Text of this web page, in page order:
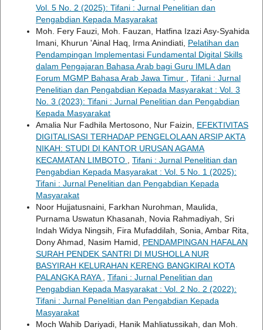
Vol. 5 No. 2 (2025): Tifani : Jurnal Penelitian dan
Pengabdian Kepada Masyarakat
Moh. Fery Fauzi, Moh. Fauzan, Hatfina Izazi Asy-Syahida
Imani, Khurun 'Ainal Haq, Irma Anindiati, Pelatihan dan
Pendampingan Implementasi Fundamental Digital Skills
dalam Pengajaran Bahasa Arab bagi Guru IMLA dan
Forum MGMP Bahasa Arab Jawa Timur
Tifani : Jurnal
Penelitian dan Pengabdian Kepada Masyarakat : Vol. 3
No. 3 (2023): Tifani : Jurnal Penelitian dan Pengabdian
Kepada Masyarakat
Amalia Nur Fadhila Mertosono, Nur Faizin, EFEKTIVITAS
DIGITALISASI TERHADAP PENGELOLAAN ARSIP AKTA
NIKAH: STUDI DI KANTOR URUSAN AGAMA
KECAMATAN LIMBOTO
Tifani : Jurnal Penelitian dan
Pengabdian Kepada Masyarakat : Vol. 5 No. 1 (2025):
Tifani : Jurnal Penelitian dan Pengabdian Kepada
Masyarakat
Noor Hujjatusnaini, Farkhan Nurohman, Maulida,
Purnama Uswatun Khasanah, Novia Rahmadiyah, Sri
Indah Widya Ningsih, Fira Mufaddilah, Sonia, Ambar Rita,
Dony Ahmad, Nasim Hamid, PENDAMPINGAN HAFALAN
SURAH PENDEK SANTRI DI MUSHOLLA NUR
BASYIRAH KELURAHAN KERENG BANGKIRAI KOTA
PALANGKA RAYA
Tifani : Jurnal Penelitian dan
Pengabdian Kepada Masyarakat : Vol. 2 No. 2 (2022):
Tifani : Jurnal Penelitian dan Pengabdian Kepada
Masyarakat
Moch Wahib Dariyadi, Hanik Mahliatussikah, dan Moh.